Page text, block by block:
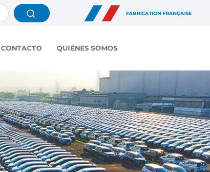
FABRICATION FRANÇAISE
CONTACTO QUIÉNES SOMOS